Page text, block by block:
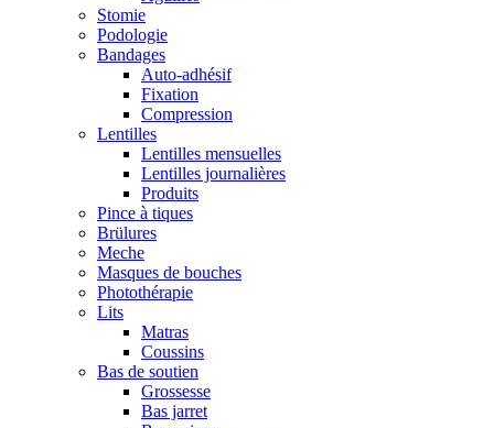
Stomie
Podologie
Bandages
Auto-adhésif
Fixation
Compression
Lentilles
Lentilles mensuelles
Lentilles journalières
Produits
Pince à tiques
Brülures
Meche
Masques de bouches
Photothérapie
Lits
Matras
Coussins
Bas de soutien
Grossesse
Bas jarret